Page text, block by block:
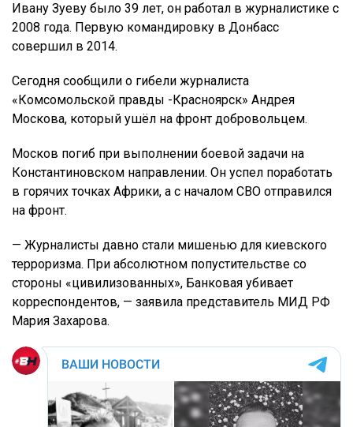
Ивану Зуеву было 39 лет, он работал в журналистике с
2008 года. Первую командировку в Донбасс
совершил в 2014.
Сегодня сообщили о гибели журналиста
«Комсомольской правды -Красноярск» Андрея
Москова, который ушёл на фронт добровольцем.
Москов погиб при выполнении боевой задачи на
Константиновском направлении. Он успел поработать
в горячих точках Африки, а с началом СВО отправился
на фронт.
— Журналисты давно стали мишенью для киевского
терроризма. При абсолютном попустительстве со
стороны «цивилизованных», Банковая убивает
корреспондентов, — заявила представитель МИД РФ
Мария Захарова.